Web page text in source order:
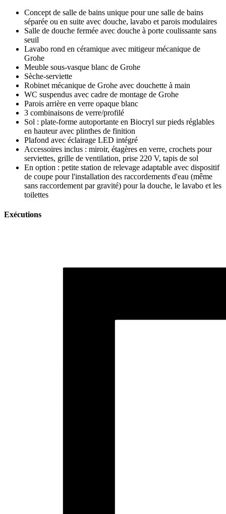
Concept de salle de bains unique pour une salle de bains
séparée ou en suite avec douche, lavabo et parois modulaires
Salle de douche fermée avec douche à porte coulissante sans
seuil
Lavabo rond en céramique avec mitigeur mécanique de
Grohe
Meuble sous-vasque blanc de Grohe
Sèche-serviette
Robinet mécanique de Grohe avec douchette à main
WC suspendus avec cadre de montage de Grohe
Parois arrière en verre opaque blanc
3 combinaisons de verre/profilé
Sol : plate-forme autoportante en Biocryl sur pieds réglables
en hauteur avec plinthes de finition
Plafond avec éclairage LED intégré
Accessoires inclus : miroir, étagères en verre, crochets pour
serviettes, grille de ventilation, prise 220 V, tapis de sol
En option : petite station de relevage adaptable avec dispositif
de coupe pour l'installation des raccordements d'eau (même
sans raccordement par gravité) pour la douche, le lavabo et les
toilettes
Exécutions